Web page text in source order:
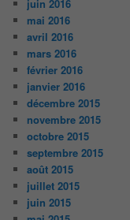
juin 2016
mai 2016
avril 2016
mars 2016
février 2016
janvier 2016
décembre 2015
novembre 2015
octobre 2015
septembre 2015
août 2015
juillet 2015
juin 2015